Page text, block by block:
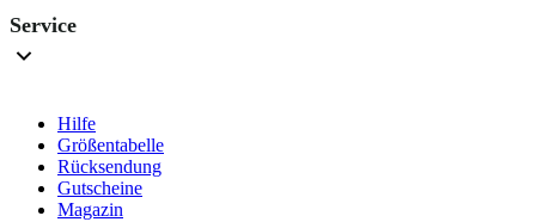
Service
Hilfe
Größentabelle
Rücksendung
Gutscheine
Magazin